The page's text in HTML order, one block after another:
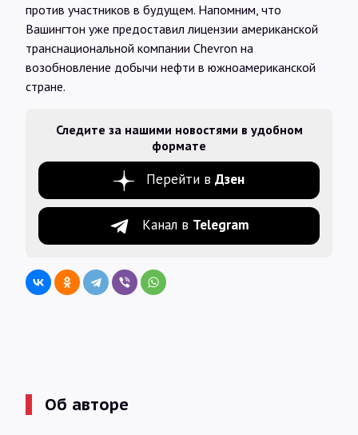
против участников в будущем. Напомним, что
Вашингтон уже предоставил лицензии американской
транснациональной компании Chevron на
возобновление добычи нефти в южноамериканской
стране.
Следите за нашими новостями в удобном
формате
Перейти в Дзен
Канал в Telegram
Об авторе